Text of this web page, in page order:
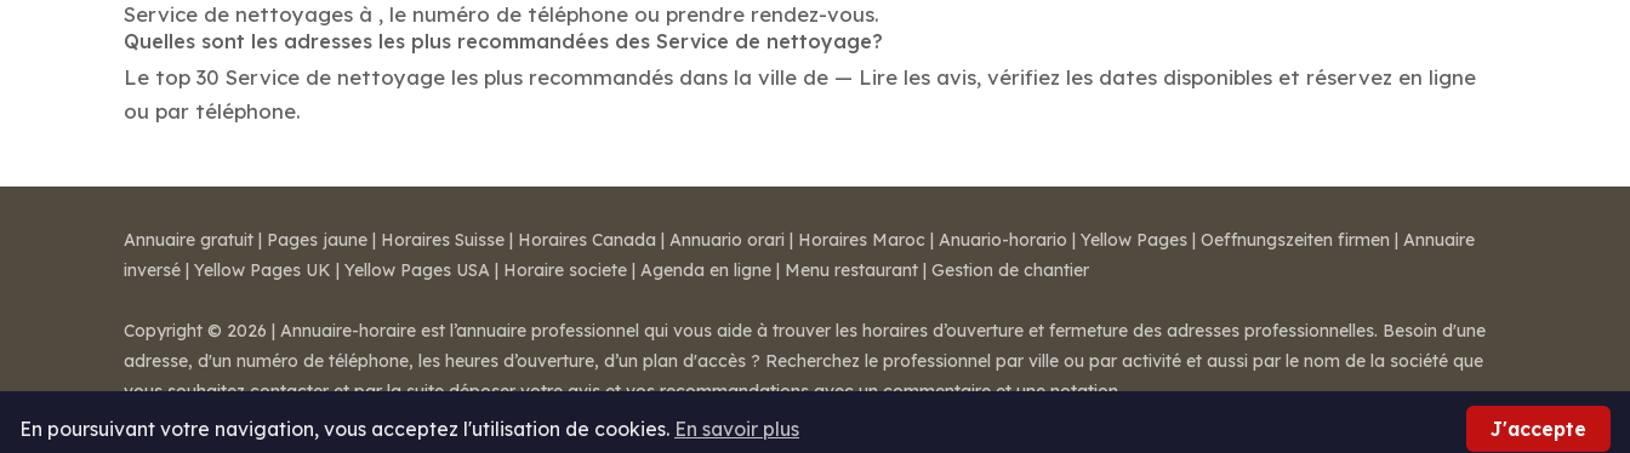
Service de nettoyages à , le numéro de téléphone ou prendre rendez-vous.
Quelles sont les adresses les plus recommandées des Service de nettoyage?
Le top 30 Service de nettoyage les plus recommandés dans la ville de — Lire les avis, vérifiez les dates disponibles et réservez en ligne
ou par téléphone.
En poursuivant votre navigation, vous acceptez l'utilisation de cookies. En savoir plus J'accepte
Annuaire gratuit | Pages jaune | Horaires Suisse | Horaires Canada | Annuario orari | Horaires Maroc | Anuario-horario | Yellow Pages | Oeffnungszeiten firmen | Annuaire
inversé | Yellow Pages UK | Yellow Pages USA | Horaire societe | Agenda en ligne | Menu restaurant | Gestion de chantier
Copyright © 2026 | Annuaire-horaire est l’annuaire professionnel qui vous aide à trouver les horaires d’ouverture et fermeture des adresses professionnelles. Besoin d'une
adresse, d'un numéro de téléphone, les heures d’ouverture, d’un plan d'accès ? Recherchez le professionnel par ville ou par activité et aussi par le nom de la société que
vous souhaitez contacter et par la suite déposer votre avis et vos recommandations avec un commentaire et une notation.
Mentions légales-Conditions de ventes- Contact